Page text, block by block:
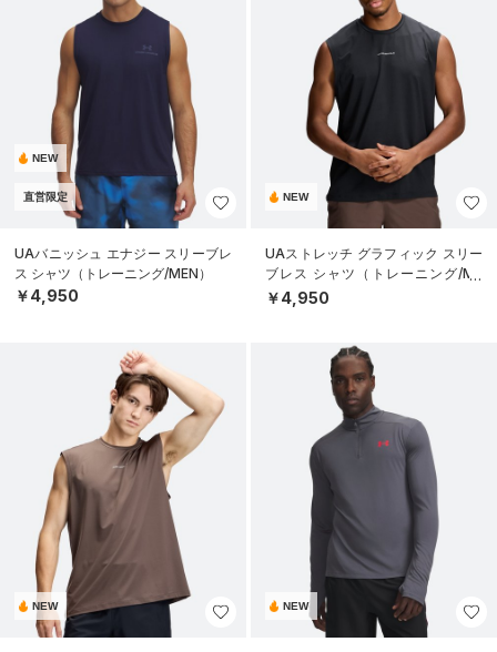
NEW
直営限定
UAバニッシュ エナジー スリーブレ
ス シャツ（トレーニング/MEN）
￥4,950
NEW
UAストレッチ グラフィック スリー
ブレス シャツ（トレーニング/ME
N）
￥4,950
NEW NEW